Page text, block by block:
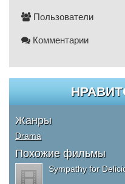
Пользователи
Комментарии
Жанры
Drama
Похожие фильмы
Sympathy for